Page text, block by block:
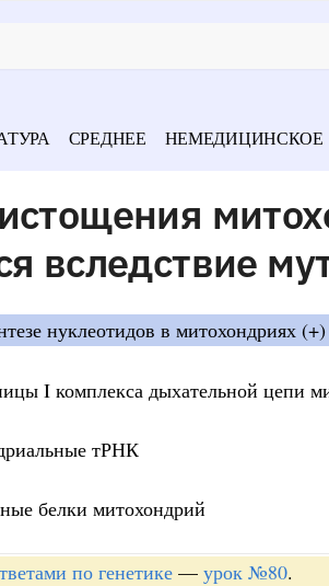
СРЕДНЕЕ НЕМЕДИЦИНСКОЕ
вследствие
нуклеотидов в митохондриях (+)
I комплекса дыхательной цепи
тРНК
белки митохондрий
по генетике — урок №80.